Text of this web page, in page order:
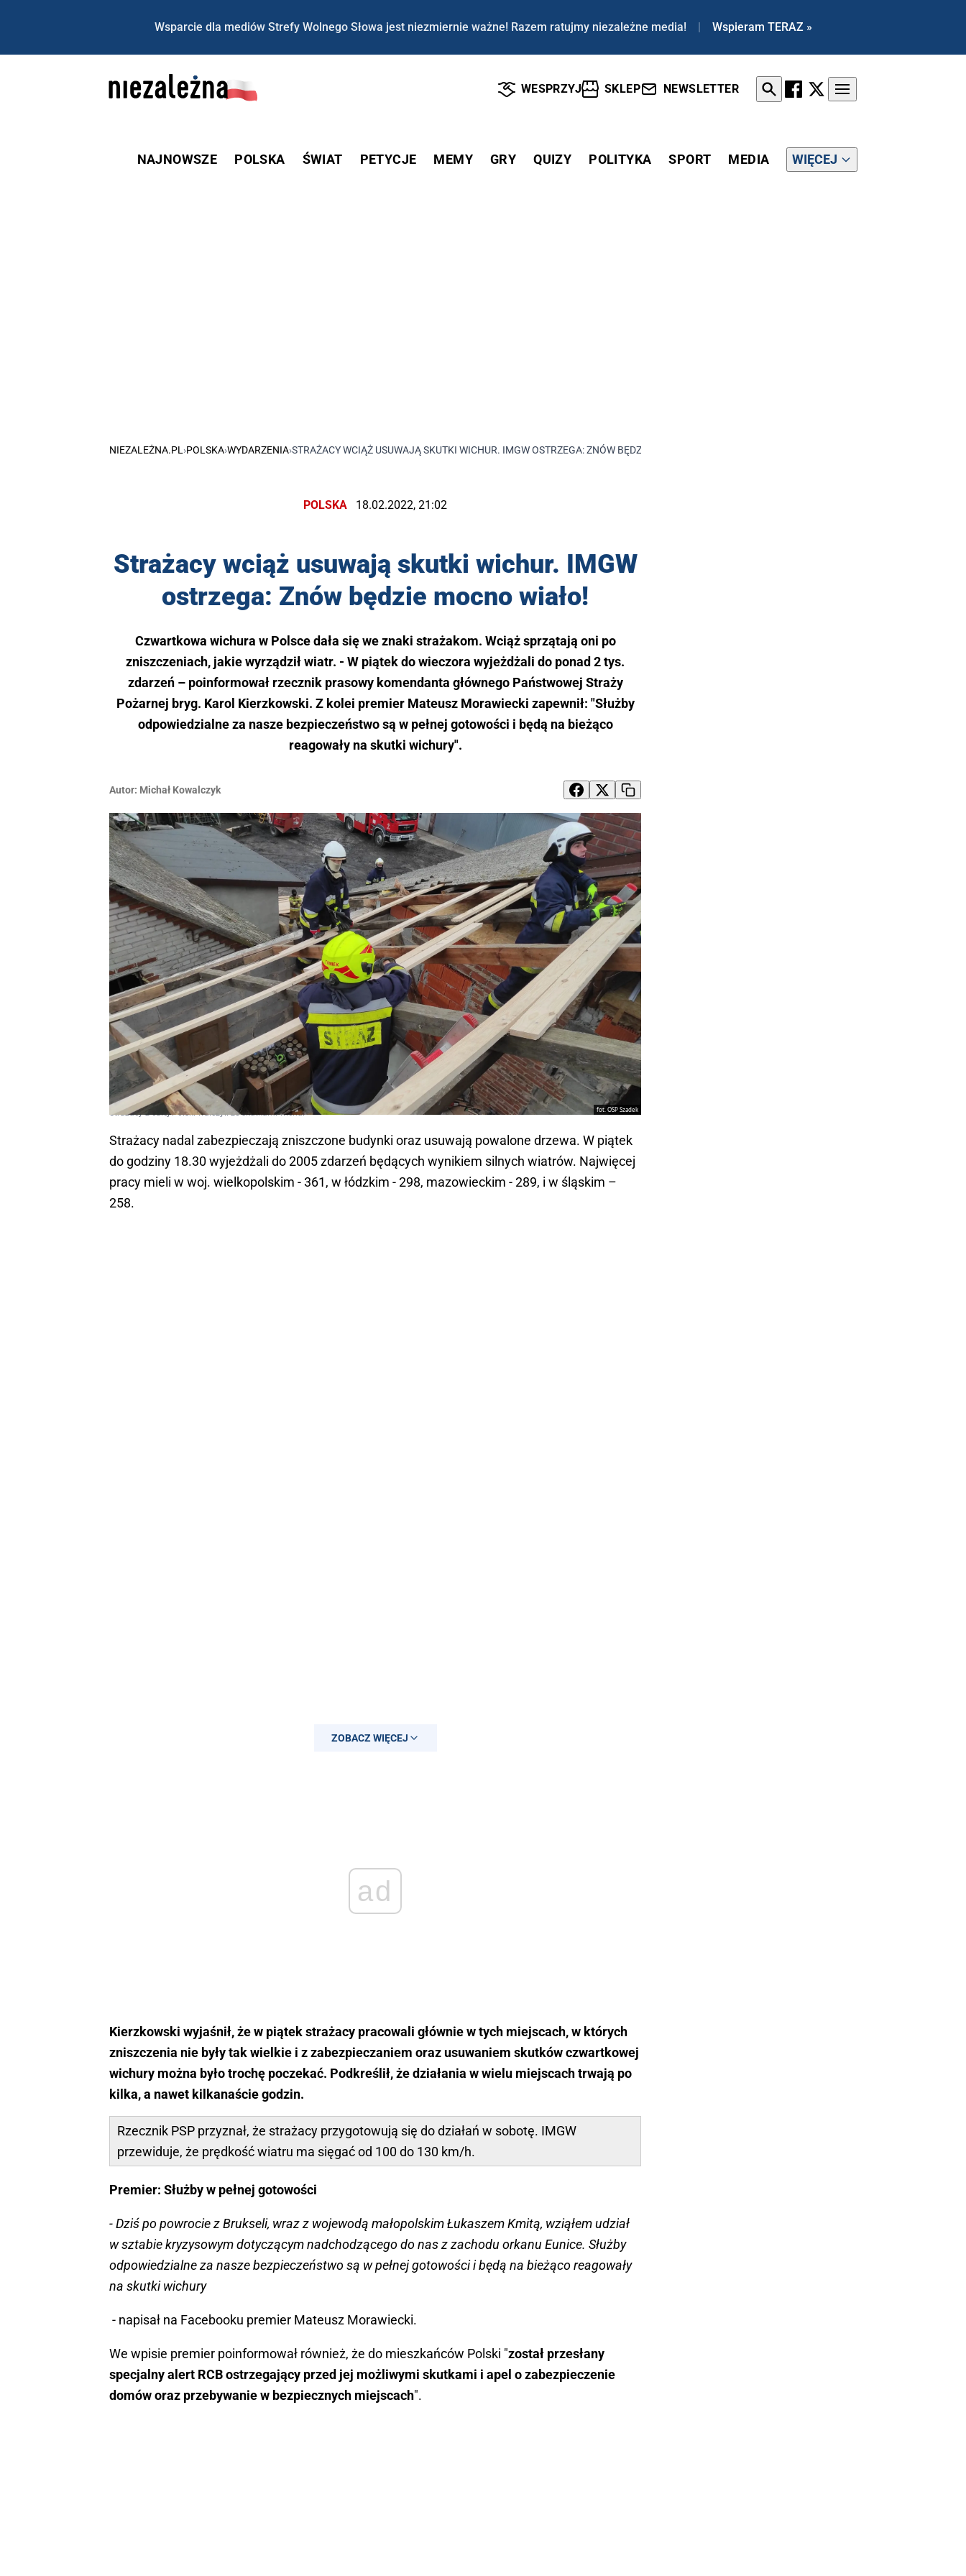
Wsparcie dla mediów Strefy Wolnego Słowa jest niezmiernie ważne! Razem ratujmy niezależne media! | Wspieram TERAZ »
WESPRZYJ SKLEP NEWSLETTER
NAJNOWSZE POLSKA ŚWIAT PETYCJE MEMY GRY QUIZY POLITYKA SPORT MEDIA WIĘCEJ
NIEZALEŻNA.PL ›POLSKA›WYDARZENIA›STRAŻACY WCIĄŻ USUWAJĄ SKUTKI WICHUR. IMGW OSTRZEGA: ZNÓW BĘDZIE MOCNO WIAŁO!
POLSKA 18.02.2022, 21:02
Strażacy wciąż usuwają skutki wichur. IMGW
ostrzega: Znów będzie mocno wiało!
Czwartkowa wichura w Polsce dała się we znaki strażakom. Wciąż sprzątają oni po
zniszczeniach, jakie wyrządził wiatr. - W piątek do wieczora wyjeżdżali do ponad 2 tys.
zdarzeń – poinformował rzecznik prasowy komendanta głównego Państwowej Straży
Pożarnej bryg. Karol Kierzkowski. Z kolei premier Mateusz Morawiecki zapewnił: "Służby
odpowiedzialne za nasze bezpieczeństwo są w pełnej gotowości i będą na bieżąco
reagowały na skutki wichury".
Autor: Michał Kowalczyk
fot. OSP Szadek
Strażacy z całej Polski walczyli ze skutkami wichur
Strażacy nadal zabezpieczają zniszczone budynki oraz usuwają powalone drzewa. W piątek
do godziny 18.30 wyjeżdżali do 2005 zdarzeń będących wynikiem silnych wiatrów. Najwięcej
pracy mieli w woj. wielkopolskim - 361, w łódzkim - 298, mazowieckim - 289, i w śląskim –
258.
ZOBACZ WIĘCEJ
ad
Kierzkowski wyjaśnił, że w piątek strażacy pracowali głównie w tych miejscach, w których
zniszczenia nie były tak wielkie i z zabezpieczaniem oraz usuwaniem skutków czwartkowej
wichury można było trochę poczekać. Podkreślił, że działania w wielu miejscach trwają po
kilka, a nawet kilkanaście godzin.
Rzecznik PSP przyznał, że strażacy przygotowują się do działań w sobotę. IMGW
przewiduje, że prędkość wiatru ma sięgać od 100 do 130 km/h.
Premier: Służby w pełnej gotowości
- Dziś po powrocie z Brukseli, wraz z wojewodą małopolskim Łukaszem Kmitą, wziąłem udział
w sztabie kryzysowym dotyczącym nadchodzącego do nas z zachodu orkanu Eunice. Służby
odpowiedzialne za nasze bezpieczeństwo są w pełnej gotowości i będą na bieżąco reagowały
na skutki wichury
- napisał na Facebooku premier Mateusz Morawiecki.
We wpisie premier poinformował również, że do mieszkańców Polski "został przesłany
specjalny alert RCB ostrzegający przed jej możliwymi skutkami i apel o zabezpieczenie
domów oraz przebywanie w bezpiecznych miejscach".